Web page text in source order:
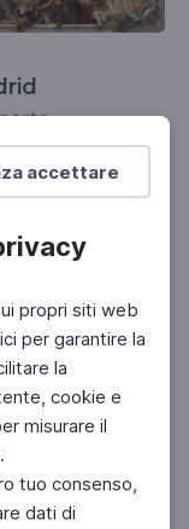
accettare
propri siti web
per garantire la
la
cookie e
misurare il
tuo consenso,
dati di